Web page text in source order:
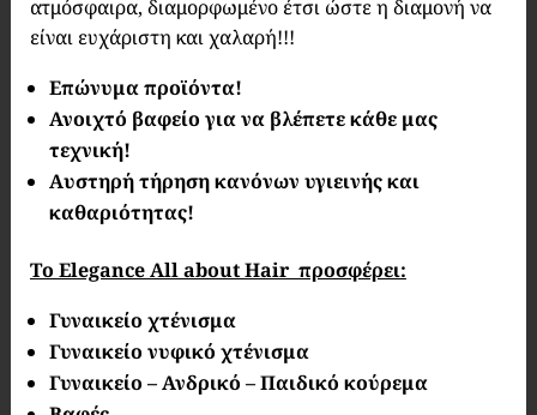
ατμόσφαιρα, διαμορφωμένο έτσι ώστε η διαμονή να
είναι ευχάριστη και χαλαρή!!!
Επώνυμα προϊόντα!
Ανοιχτό βαφείο για να βλέπετε κάθε μας
τεχνική!
Αυστηρή τήρηση κανόνων υγιεινής και
καθαριότητας!
Το Elegance All about Hair προσφέρει:
Γυναικείο χτένισμα
Γυναικείο νυφικό χτένισμα
Γυναικείο –Ανδρικό –Παιδικό κούρεμα